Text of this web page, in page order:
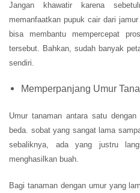
Jangan khawatir karena
memanfaatkan pupuk cair dari
bisa membantu mempercepat
tersebut. Bahkan, sudah banyak
sendiri.
Memperpanjang Umur
Umur tanaman antara satu
beda. sobat yang sangat lama
sebaliknya, ada yang justru
menghasilkan buah.
Bagi tanaman dengan umur yang